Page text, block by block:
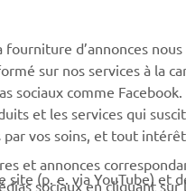
Gestion des déchets de
batteries
d’annonces
sur nos services à la
sociaux comme
et les services qui
vos soins, et tout
(p. e. via YouTube) et
et annonces
sociaux en cliquant sur